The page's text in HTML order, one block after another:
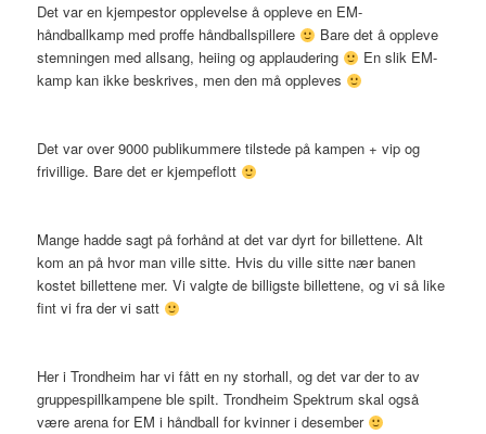
Det var en kjempestor opplevelse å oppleve en EM-
håndballkamp med proffe håndballspillere
Bare det å oppleve
stemningen med allsang, heiing og applaudering
En slik EM-
kamp kan ikke beskrives, men den må oppleves
Det var over 9000 publikummere tilstede på kampen + vip og
frivillige. Bare det er kjempeflott
Mange hadde sagt på forhånd at det var dyrt for billettene. Alt
kom an på hvor man ville sitte. Hvis du ville sitte nær banen
kostet billettene mer. Vi valgte de billigste billettene, og vi så like
fint vi fra der vi satt
Her i Trondheim har vi fått en ny storhall, og det var der to av
gruppespillkampene ble spilt. Trondheim Spektrum skal også
være arena for EM i håndball for kvinner i desember